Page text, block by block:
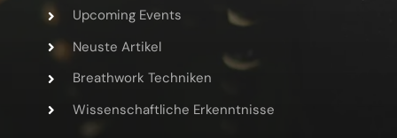
Upcoming Events
Neuste Artikel
Breathwork Techniken
Wissenschaftliche Erkenntnisse